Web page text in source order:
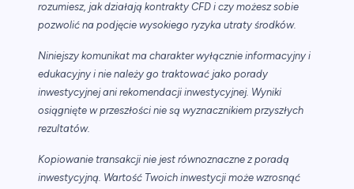
rozumiesz, jak działają kontrakty CFD i czy możesz sobie
pozwolić na podjęcie wysokiego ryzyka utraty środków.
Niniejszy komunikat ma charakter wyłącznie informacyjny i
edukacyjny i nie należy go traktować jako porady
inwestycyjnej ani rekomendacji inwestycyjnej. Wyniki
osiągnięte w przeszłości nie są wyznacznikiem przyszłych
rezultatów.
Kopiowanie transakcji nie jest równoznaczne z poradą
inwestycyjną. Wartość Twoich inwestycji może wzrosnąć